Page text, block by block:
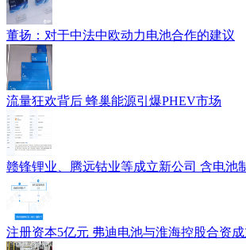
董扬：对于中法中欧动力电池合作的建议
流量狂欢背后 蜂巢能源引爆PHEV市场
赣锋锂业、腾远钴业等成立新公司 含电池
注册资本5亿元 弗迪电池与淮海控股合资